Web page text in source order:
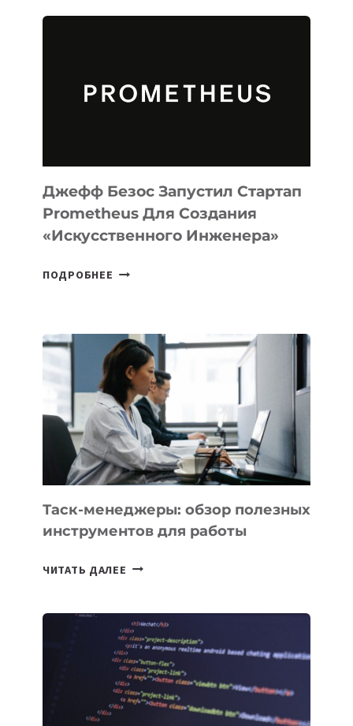
ДЛЯ
ПРОГРАММИРОВАНИЯ
И
LINUX
Джефф Безос Запустил Стартап
Prometheus Для Создания
«искусственного Инженера»
ПОДРОБНЕЕ ДЖЕФФ
PROMETHEUS
ДЛЯ
СОЗДАНИЯ
«ИСКУССТВЕННОГО
ИНЖЕНЕРА»
Таск-менеджеры: обзор полезных
инструментов для работы
ЧИТАТЬ ДАЛЕЕ ТАСК-
ПОЛЕЗНЫХ
ИНСТРУМЕНТОВ
ДЛЯ
РАБОТЫ